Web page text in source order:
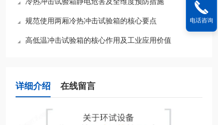
规范使用两厢冷热冲击试验箱的核心要点
高低温冲击试验箱的核心作用及工业应用价值
详细介绍 在线留言
电话咨询